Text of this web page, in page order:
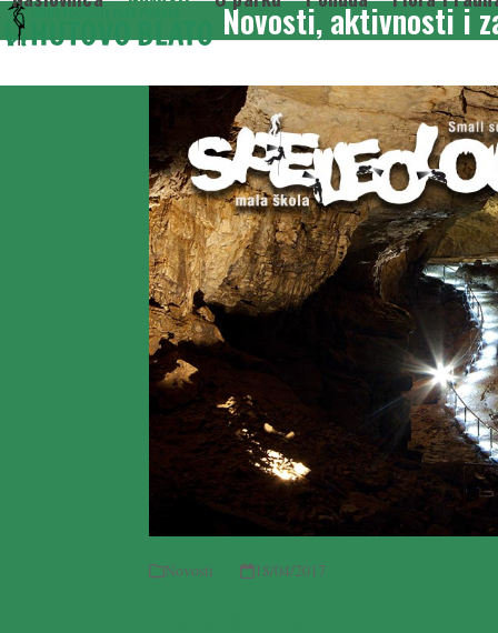
Skip
to
Novosti, aktivnosti i
Novosti 18/04/2017